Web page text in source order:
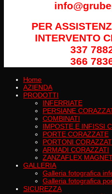
PER
INTERVENTO
337
366
Home
AZIENDA
PRODOTTI
INFERRIATE
PERSIANE
COMBINATI
IMPOSTE E INFISSI
PORTE CORAZZATE
PORTONI
ARMADI CORAZZATI
ZANZAFLEX
GALLERIA
Galleria fotografica
Galleria fotografica
SICUREZZA